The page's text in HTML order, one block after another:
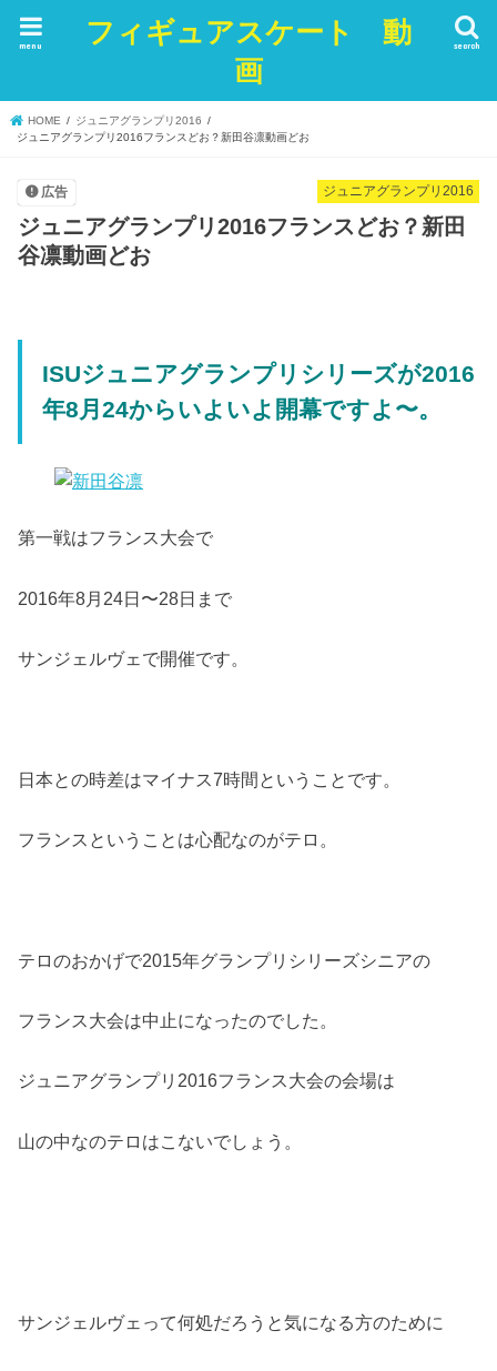
フィギュアスケート 動
画
search
menu
HOME
ジュニアグランプリ2016
ジュニアグランプリ2016フランスどお？新田谷凛動画どお
ジュニアグランプリ2016
広告
ジュニアグランプリ2016フランスどお？新田
谷凛動画どお
ISUジュニアグランプリシリーズが2016
年8月24からいよいよ開幕ですよ〜。
第一戦はフランス大会で
2016年8月24日〜28日まで
サンジェルヴェで開催です。
日本との時差はマイナス7時間ということです。
フランスということは心配なのがテロ。
テロのおかげで2015年グランプリシリーズシニアの
フランス大会は中止になったのでした。
ジュニアグランプリ2016フランス大会の会場は
山の中なのテロはこないでしょう。
サンジェルヴェって何処だろうと気になる方のために